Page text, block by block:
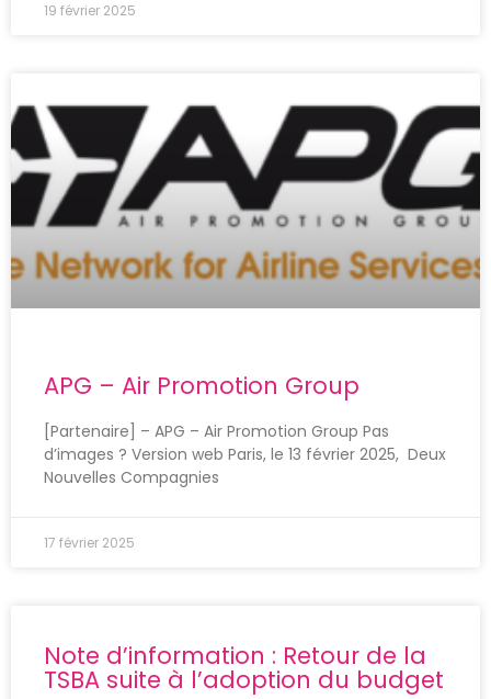
19 février 2025
APG – Air Promotion Group
[Partenaire] – APG – Air Promotion Group Pas
d’images ? Version web Paris, le 13 février 2025, Deux
Nouvelles Compagnies
17 février 2025
Note d’information : Retour de la
TSBA suite à l’adoption du budget